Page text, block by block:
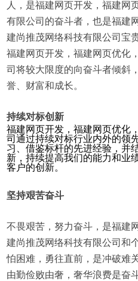
人，是福建网页开发，福建网
有限公司的奋斗者，也是福建
建尚推茂网络科技有限公司宝
福建网页开发，福建网页优化
司将较大限度的向奋斗者倾斜
誉、财富和成长。
持续对标创新
福建网页开发，福建网页优化
司通过持续对标行业内外的领
习、借鉴标杆的先进经验，并
新，持续提高我们的能力和业
客户的创新。
坚持艰苦奋斗
不畏艰苦，努力奋斗，是福建
建尚推茂网络科技有限公司和
怕困难，勇往直前，是冲破难
由勤俭败由奢，奢华浪费是奋